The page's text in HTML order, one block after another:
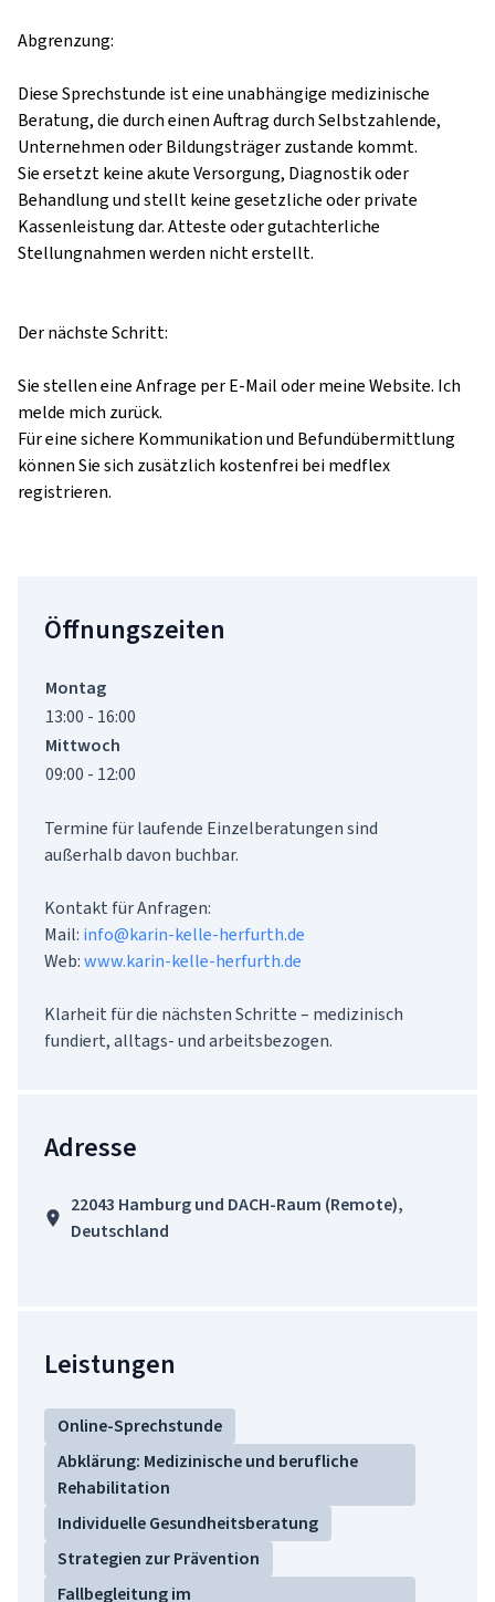
Abgrenzung:
Diese Sprechstunde ist eine unabhängige medizinische
Beratung, die durch einen Auftrag durch Selbstzahlende,
Unternehmen oder Bildungsträger zustande kommt.
Sie ersetzt keine akute Versorgung, Diagnostik oder
Behandlung und stellt keine gesetzliche oder private
Kassenleistung dar. Atteste oder gutachterliche
Stellungnahmen werden nicht erstellt.
Der nächste Schritt:
Sie stellen eine Anfrage per E-Mail oder meine Website. Ich
melde mich zurück.
Für eine sichere Kommunikation und Befundübermittlung
können Sie sich zusätzlich kostenfrei bei medflex
registrieren.
Öffnungszeiten
Montag
13:00 - 16:00
Mittwoch
09:00 - 12:00
Termine für laufende Einzelberatungen sind
außerhalb davon buchbar.
Kontakt für Anfragen:
Mail: info@karin-kelle-herfurth.de
Web: www.karin-kelle-herfurth.de
Klarheit für die nächsten Schritte – medizinisch
fundiert, alltags- und arbeitsbezogen.
Adresse
22043 Hamburg und DACH-Raum (Remote),
Deutschland
Leistungen
Online-Sprechstunde
Abklärung: Medizinische und berufliche
Rehabilitation
Individuelle Gesundheitsberatung
Strategien zur Prävention
Fallbegleitung im